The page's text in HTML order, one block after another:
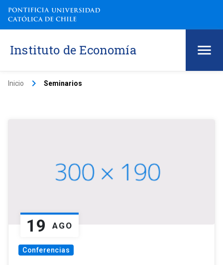
Instituto de Economía
Inicio keyboard_arrow_right Seminarios
19 AGO
Conferencias